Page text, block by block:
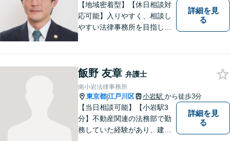
【地域密着型】【休日相談対
応可能】入りやすく、相談し
やすい法律事務所を目指して
に対応可能。是非一度お気軽
にご相談ください。
詳細を見
る
飯野 友章 弁護士
南小岩法律事務所
東京都|江戸川区 小岩駅 から徒歩3分
【当日相談可能】【小岩駅3
分】不動産関連の法務部で勤
務していた経験があり、建築
詳細を見
る